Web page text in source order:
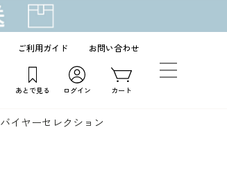
ご利用ガイド お問い合わせ
あとで見る ログイン カート
バイヤーセレクション